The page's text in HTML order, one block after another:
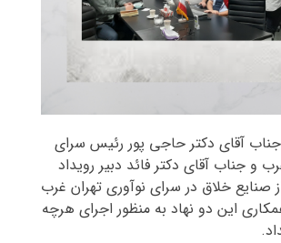
آقای دکتر حاجی پور رئیس سرای
و جناب آقای دکتر فائد دبیر رویداد
صنایع خلاق در سرای نوآوری تهران غرب
این دو نهاد به منظور اجرای هرچه